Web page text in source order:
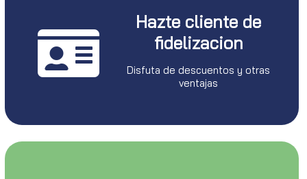
Hazte cliente de
fidelizacion
Disfuta de descuentos y otras
ventajas